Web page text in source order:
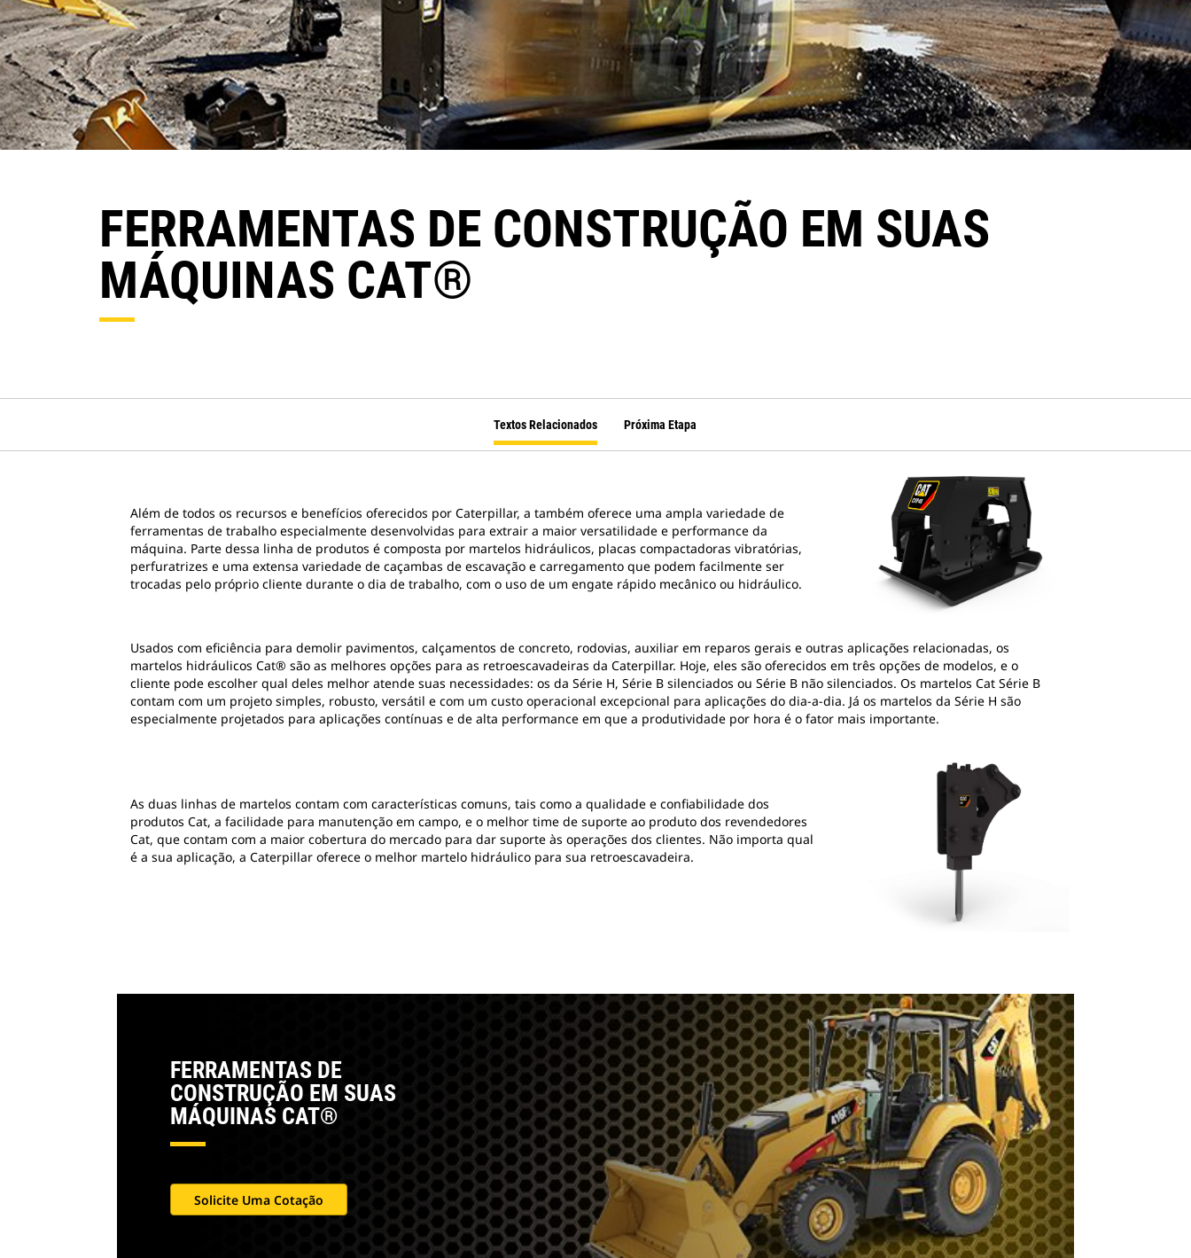
FERRAMENTAS DE CONSTRUÇÃO EM SUAS
MÁQUINAS CAT®
Textos Relacionados Próxima Etapa
Além de todos os recursos e benefícios oferecidos por Caterpillar, a também oferece uma ampla variedade de
ferramentas de trabalho especialmente desenvolvidas para extrair a maior versatilidade e performance da
máquina. Parte dessa linha de produtos é composta por martelos hidráulicos, placas compactadoras vibratórias,
perfuratrizes e uma extensa variedade de caçambas de escavação e carregamento que podem facilmente ser
trocadas pelo próprio cliente durante o dia de trabalho, com o uso de um engate rápido mecânico ou hidráulico.
Usados com eficiência para demolir pavimentos, calçamentos de concreto, rodovias, auxiliar em reparos gerais e outras aplicações relacionadas, os
martelos hidráulicos Cat® são as melhores opções para as retroescavadeiras da Caterpillar. Hoje, eles são oferecidos em três opções de modelos, e o
cliente pode escolher qual deles melhor atende suas necessidades: os da Série H, Série B silenciados ou Série B não silenciados. Os martelos Cat Série B
contam com um projeto simples, robusto, versátil e com um custo operacional excepcional para aplicações do dia-a-dia. Já os martelos da Série H são
especialmente projetados para aplicações contínuas e de alta performance em que a produtividade por hora é o fator mais importante.
As duas linhas de martelos contam com características comuns, tais como a qualidade e confiabilidade dos
produtos Cat, a facilidade para manutenção em campo, e o melhor time de suporte ao produto dos revendedores
Cat, que contam com a maior cobertura do mercado para dar suporte às operações dos clientes. Não importa qual
é a sua aplicação, a Caterpillar oferece o melhor martelo hidráulico para sua retroescavadeira.
FERRAMENTAS DE
CONSTRUÇÃO EM SUAS
MÁQUINAS CAT®
Solicite Uma Cotação